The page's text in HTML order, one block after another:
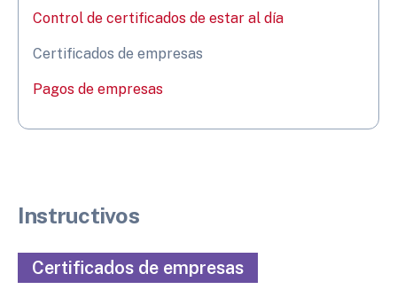
Control de certificados de estar al día
Certificados de empresas
Pagos de empresas
Instructivos
Certificados de empresas